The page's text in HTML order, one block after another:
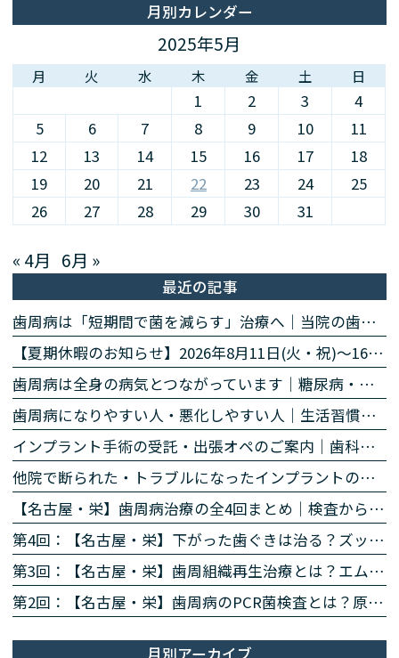
月別カレンダー
2025年5月
月 火 水 木 金 土 日
1 2 3
4
5
6 7 8 9 10
11
12
13 14 15 16 17
18
19
20 21 22 23 24
25
26
27 28 29 30 31
« 4月 6月 »
最近の記事
歯周病は「短期間で菌を減らす」治療へ｜当院の歯周病除菌プログラム
【夏期休暇のお知らせ】2026年8月11日(火・祝)〜16日(日)
歯周病は全身の病気とつながっています｜糖尿病・心臓・誤嚥性肺炎・認知症との関係｜名古屋・栄の高山歯科室
歯周病になりやすい人・悪化しやすい人｜生活習慣・持病・お薬のリスク因子｜名古屋・栄の高山歯科室
インプラント手術の受託・出張オペのご案内｜歯科医師の先生方へ
他院で断られた・トラブルになったインプラントのご相談
【名古屋・栄】歯周病治療の全4回まとめ｜検査から再生治療・歯肉退縮まで専門医が解説
第4回：【名古屋・栄】下がった歯ぐきは治る？ズッケリー法で歯肉退縮を改善する再生治療
第3回：【名古屋・栄】歯周組織再生治療とは？エムドゲイン・リグロスで歯を残す方法を専門医が解説
第2回：【名古屋・栄】歯周病のPCR菌検査とは？原因菌を見える化する4ステップを専門医が解説